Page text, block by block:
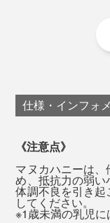
すべての商品に
明書がついてい
その信頼関係を
ム・マクミラン
Supreme Award
「おぉかっこいい
「マヌカハニー」
る素朴な味で、
べ過ぎてしまいそ
“いくら体に良く
い”食いしん坊ス
仕様・インフォ
《注意点》
マヌカハニーは
め、抵抗力の弱
体調不良を引き
してください。
※1歳未満の乳児に